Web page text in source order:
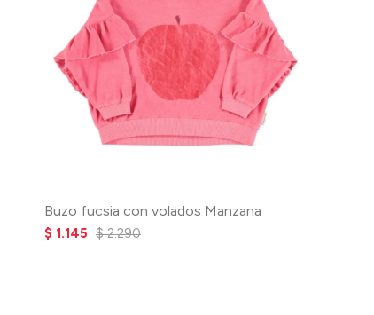
Buzo fucsia con volados Manzana
$ 1.145 $ 2.290